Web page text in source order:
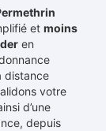
et moins
en
distance
votre
d’une
depuis